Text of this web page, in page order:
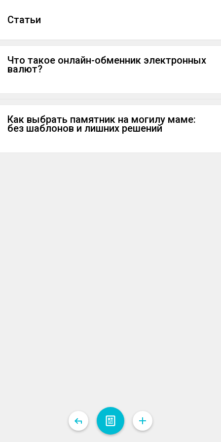
Cтатьи
Что такое онлайн-обменник электронных
валют?
Как выбрать памятник на могилу маме:
без шаблонов и лишних решений